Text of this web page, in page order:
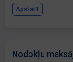
Apskatīt
Nodokļu